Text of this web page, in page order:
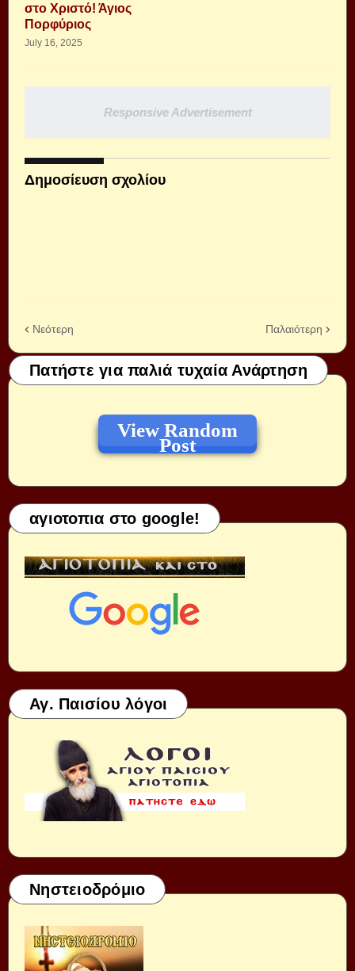
στο Χριστό! Άγιος
Πορφύριος
July 16, 2025
Responsive Advertisement
Δημοσίευση σχολίου
Νεότερη Παλαιότερη
Πατήστε για παλιά τυχαία Ανάρτηση
View Random
Post
αγιοτοπια στο google!
Αγ. Παισίου λόγοι
Νηστειοδρόμιο